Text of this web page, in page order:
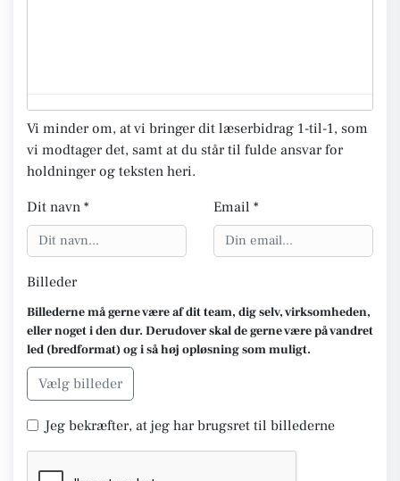
Vi minder om, at vi bringer dit læserbidrag 1-til-1, som
vi modtager det, samt at du står til fulde ansvar for
holdninger og teksten heri.
Dit navn *
Email *
Billeder
Billederne må gerne være af dit team, dig selv, virksomheden,
eller noget i den dur. Derudover skal de gerne være på vandret
led (bredformat) og i så høj opløsning som muligt.
Vælg billeder
Jeg bekræfter, at jeg har brugsret til billederne